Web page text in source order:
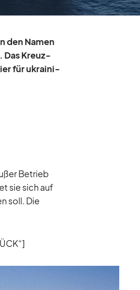
den Na­men
Das Kreuz­
für ukrai­ni­
Be­trieb
sie sich auf
soll. Die